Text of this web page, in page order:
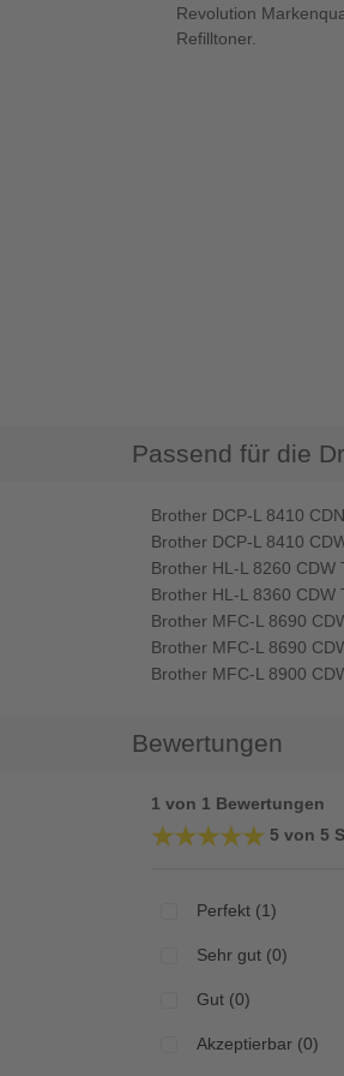
Revolution
Refilltoner.
Passend für die
Brother DCP-L 8410
Brother DCP-L 8410
Brother HL-L 8260 CDW
Brother HL-L 8360 CDW
Brother MFC-L 8690
Brother MFC-L 8690
Brother MFC-L 8900
Bewertungen
1 von 1 Bewertungen
★★★★★
★★★★★ 5 von 5
Perfekt (1)
Sehr gut (0)
Gut (0)
Akzeptierbar (0)